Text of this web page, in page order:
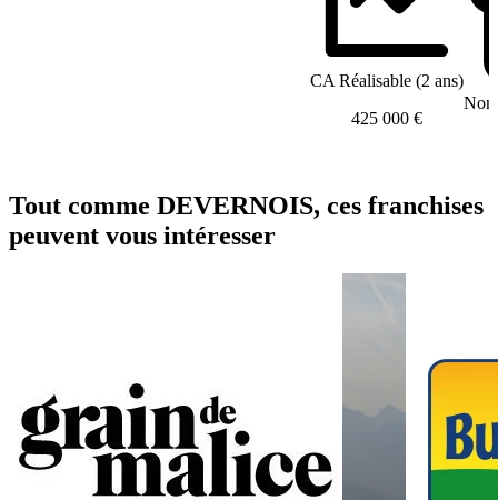
CA Réalisable (2 ans)
425 000 €
Tout comme DEVERNOIS, ces franchises
peuvent vous intéresser